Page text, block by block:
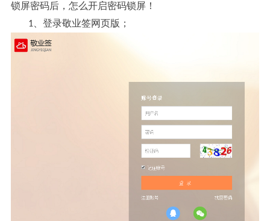
锁屏密码后， 怎么开启密码锁屏！
1、 登录敬业签网页版 ；